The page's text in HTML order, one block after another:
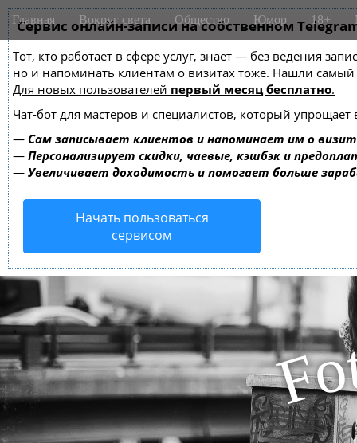
Сервис онлайн-записи на собственном
Тот, кто работает в сфере услуг, знает — без ведения
но и напоминать клиентам о визитах тоже. Нашли
Для новых пользователей первый месяц бесплатно.
Чат-бот для мастеров и специалистов, который упрощает
— Сам записывает клиентов и напоминает им о
— Персонализирует скидки, чаевые, кэшбэк и
— Увеличивает доходимость и помогает больше
Начать пользоваться
сервисом
M
a
n
m
e
n
u
i
Главная Вокруг света Общество Юмор 18+
Fo